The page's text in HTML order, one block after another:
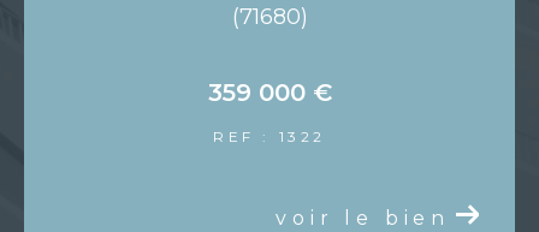
(71680)
359 000 €
REF : 1322
voir le bien